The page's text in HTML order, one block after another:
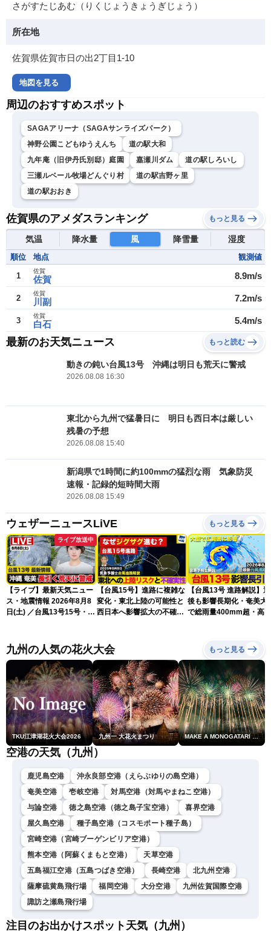
さがすたじあむ（りくじょうきょうぎじょう）
所在地
佐賀県佐賀市日の出2丁目1-10
地図を見る
周辺のおすすめスポット
SAGAアリーナ（SAGAサンライズパーク）
神野公園こどもゆうえんち
道の駅大和
九年庵（旧伊丹氏別邸）庭園
嘉瀬川ダム
道の駅しろいし
三瀬ルベール牧場どんぐり村
道の駅吉野ヶ里
道の駅おおき
佐賀県のアメダスランキング もっと見る
気温 降水量 風 降雪量 湿度
順位 地点 観測値
1 佐賀
佐賀 8.9m/s
2 川副
佐賀 7.2m/s
3 白石
佐賀 5.4m/s
最新のお天気ニュース もっと読む
動きの鈍い台風13号 沖縄は明日も荒天に警戒
2026.08.08 16:30
東北から九州で猛暑日に 明日も西日本は厳しい
残暑の予想
2026.08.08 15:40
新潟県で1時間に約100mmの猛烈な雨 気象防災
速報・記録的短時間大雨
2026.08.08 15:49
ウェザーニュースLiVE もっと見る
ライブ放送中
【ライブ】最新天気ニュー
ス・地震情報 2026年8月8
日(土) ／台風13号15号・ゲ
ニュースLiVEイブニング・
小川千奈／芳野達郎〉
【台風15号】進路に複雑な
変化・東北上陸の可能性と
西日本へ影響拡大の不確実
【台風13号 進路解説】
後も影響長期化・奄美大
で総雨量400mm超・高波
九州の人気の花火大会 もっと見る
TKU江津湖花火大会2026 九州一 大花火まつり MAKE A MONOGATARI 2026
空港の天気（九州）
鹿児島空港
沖永良部空港（えらぶゆりの島空港）
奄美空港
壱岐空港
対馬空港（対馬やまねこ空港）
与論空港
徳之島空港（徳之島子宝空港）
喜界空港
屋久島空港
種子島空港（コスモポート種子島）
宮崎空港（宮崎ブーゲンビリア空港）
熊本空港（阿蘇くまもと空港）
天草空港
五島福江空港（五島つばき空港）
長崎空港
北九州空港
薩摩硫黄島飛行場
福岡空港 大分空港
九州佐賀国際空港
諏訪之瀬島飛行場
注目のお出かけスポット天気（九州）